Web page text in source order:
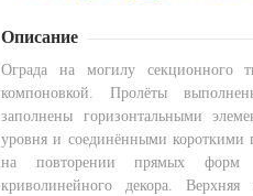
Описание
Ограда на могилу секционного
компоновкой. Пролёты
заполнены горизонтальными
уровня и соединёнными короткими
на повторении прямых форм
криволинейного декора.